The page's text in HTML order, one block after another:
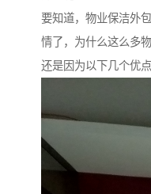
要知道，物业保洁外
情了，为什么这么多
还是因为以下几个优点